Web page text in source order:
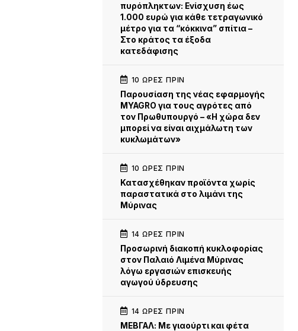
πυρόπληκτων: Ενίσχυση έως
1.000 ευρώ για κάθε τετραγωνικό
μέτρο για τα “κόκκινα” σπίτια –
Στο κράτος τα έξοδα
κατεδάφισης
10 ΏΡΕΣ ΠΡΙΝ
Παρουσίαση της νέας εφαρμογής
MYAGRO για τους αγρότες από
τον Πρωθυπουργό – «Η χώρα δεν
μπορεί να είναι αιχμάλωτη των
κυκλωμάτων»
10 ΏΡΕΣ ΠΡΙΝ
Κατασχέθηκαν προϊόντα χωρίς
παραστατικά στο λιμάνι της
Μύρινας
14 ΏΡΕΣ ΠΡΙΝ
Προσωρινή διακοπή κυκλοφορίας
στον Παλαιό Λιμένα Μύρινας
λόγω εργασιών επισκευής
αγωγού ύδρευσης
14 ΏΡΕΣ ΠΡΙΝ
ΜΕΒΓΑΛ: Με γιαούρτι και φέτα